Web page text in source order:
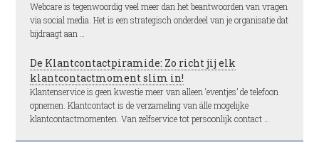
Webcare is tegenwoordig veel meer dan het beantwoorden van vragen
via social media. Het is een strategisch onderdeel van je organisatie dat
bijdraagt aan …
De Klantcontactpiramide: Zo richt jij elk
klantcontactmoment slim in!
Klantenservice is geen kwestie meer van alleen ‘eventjes’ de telefoon
opnemen. Klantcontact is de verzameling van álle mogelijke
klantcontactmomenten. Van zelfservice tot persoonlijk contact …